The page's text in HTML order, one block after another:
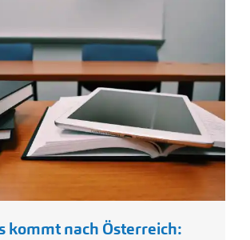
kommt nach Österreich: